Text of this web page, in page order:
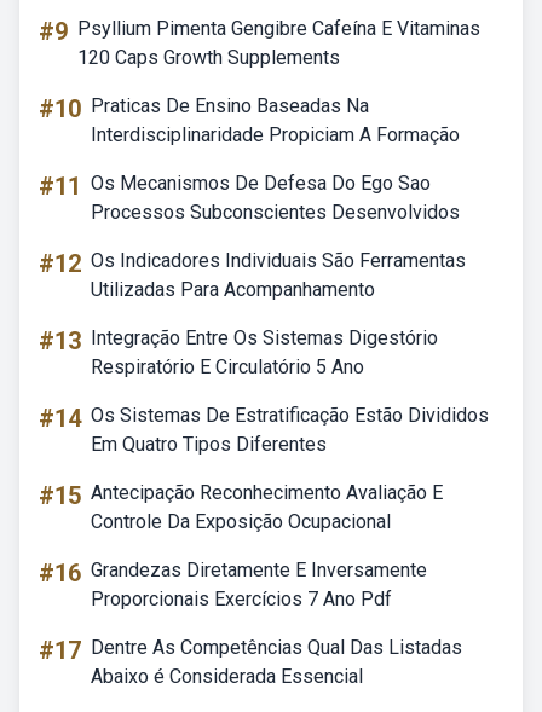
#9 Psyllium Pimenta Gengibre Cafeína E Vitaminas
120 Caps Growth Supplements
#10 Praticas De Ensino Baseadas Na
Interdisciplinaridade Propiciam A Formação
#11 Os Mecanismos De Defesa Do Ego Sao
Processos Subconscientes Desenvolvidos
#12 Os Indicadores Individuais São Ferramentas
Utilizadas Para Acompanhamento
#13 Integração Entre Os Sistemas Digestório
Respiratório E Circulatório 5 Ano
#14 Os Sistemas De Estratificação Estão Divididos
Em Quatro Tipos Diferentes
#15 Antecipação Reconhecimento Avaliação E
Controle Da Exposição Ocupacional
#16 Grandezas Diretamente E Inversamente
Proporcionais Exercícios 7 Ano Pdf
#17 Dentre As Competências Qual Das Listadas
Abaixo é Considerada Essencial